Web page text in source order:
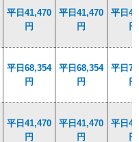
平日41,470
円
平日41,470
円
平日
円
平日68,354
円
平日68,354
円
平日
円
平日41,470
円
平日41,470
円
平日
円
平日41,470
円
平日41,470
円
平日
円
平日68,354
円
平日68,354
円
平日
円
平日41,470
円
平日41,470
円
平日
円